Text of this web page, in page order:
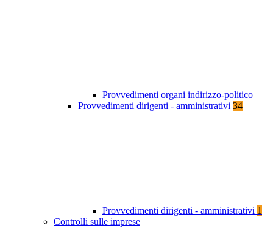
Provvedimenti organi indirizzo-politico
Provvedimenti dirigenti - amministrativi 34
Provvedimenti dirigenti - amministrativi 1
Controlli sulle imprese